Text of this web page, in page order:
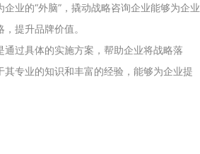
业的“外脑”，撬动战略咨询企业能够为企业
提升品牌价值。
过具体的实施方案，帮助企业将战略落
其专业的知识和丰富的经验，能够为企业提